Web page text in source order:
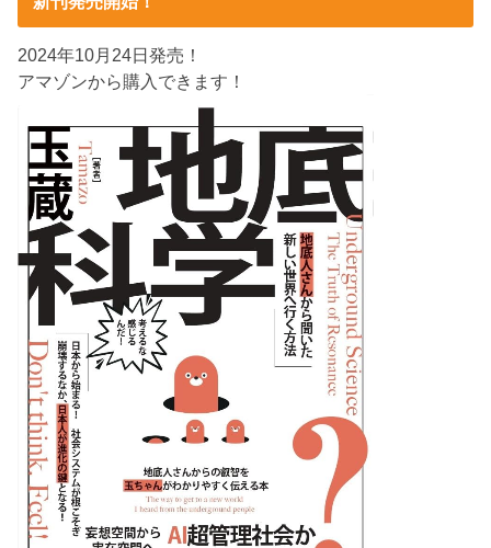
2024年10月24日発売！
アマゾンから購入できます！